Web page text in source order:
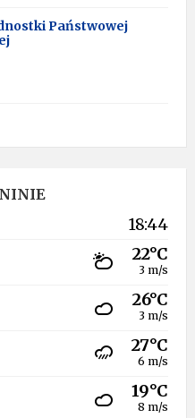
Państwowej
18:44
22°C
3 m/s
26°C
3 m/s
27°C
6 m/s
19°C
8 m/s